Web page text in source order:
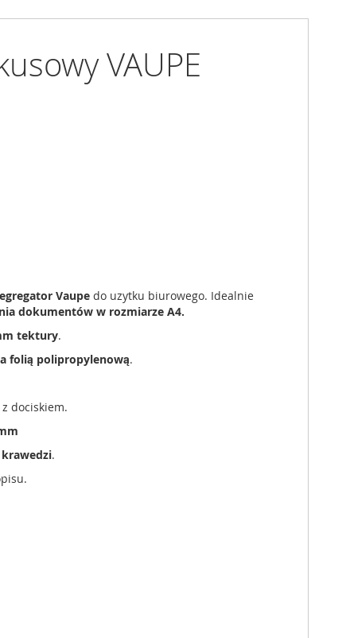
VAUPE
Vaupe do uzytku biurowego. Idealnie
dokumentów w rozmiarze A4.
tektury.
folią polipropylenową.
z dociskiem.
.